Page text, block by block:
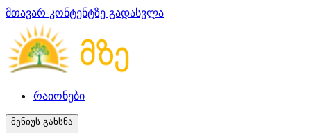
მთავარ კონტენტზე გადასვლა
რაიონები
მენიუს გახსნა